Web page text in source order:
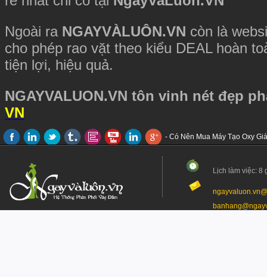
Ngoài ra NGAYVÀLUÔN.VN còn là
cho phép rao vặt theo kiểu DEAL hoàn
tiện lợi, hiệu quả.
NGAYVALUON.VN tôn vinh nét đẹp
VN
- Có Nên Mua Máy Tạo Oxy
Lịch làm việc: 8